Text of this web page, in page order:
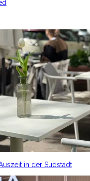
in der Südstadt